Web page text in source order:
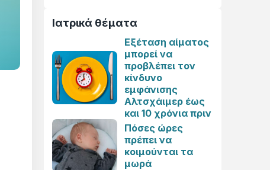
Ιατρικά θέματα
Εξέταση αίματος
μπορεί να
προβλέπει τον
κίνδυνο
εμφάνισης
Αλτσχάιμερ έως
και 10 χρόνια πριν
Πόσες ώρες
πρέπει να
κοιμούνται τα
μωρά